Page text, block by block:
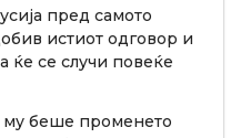
пред самото
истиот одговор и
ќе се случи повеќе
беше променето